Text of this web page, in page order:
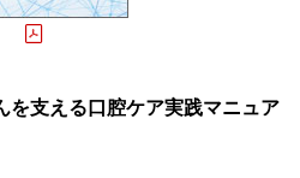
を支える口腔ケア実践マニュア